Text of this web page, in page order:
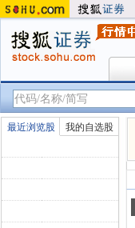
最近浏览股 我的自选股